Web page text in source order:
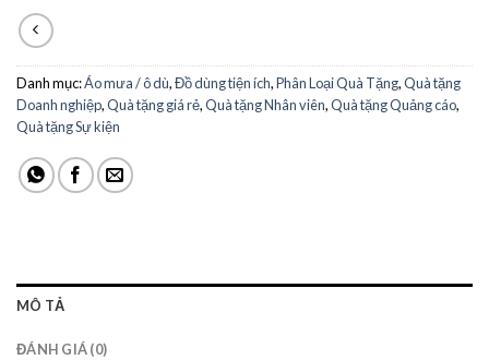
Danh mục:Áo mưa / ô dù,Đồ dùng tiện ích,Phân Loại Quà Tặng,Quà tặng
Doanh nghiệp,Quà tặng giá rẻ,Quà tặng Nhân viên,Quà tặng Quảng cáo,
Quà tặng Sự kiện
MÔ TẢ
ĐÁNH GIÁ (0)